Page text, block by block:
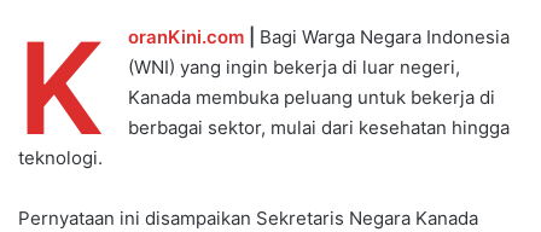
K oranKini.com
Bagi Warga Negara Indonesia
(WNI) yang ingin bekerja di luar negeri,
Kanada membuka peluang untuk bekerja di
berbagai sektor, mulai dari kesehatan hingga
teknologi.
Pernyataan ini disampaikan Sekretaris Negara Kanada